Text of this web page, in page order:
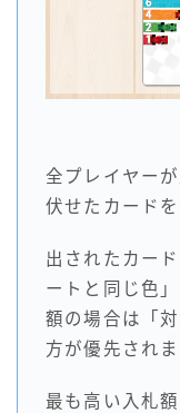
全プレイヤー
伏せたカードを
出されたカー
ートと同じ色
額の場合は「
方が優先されま
最も高い入札